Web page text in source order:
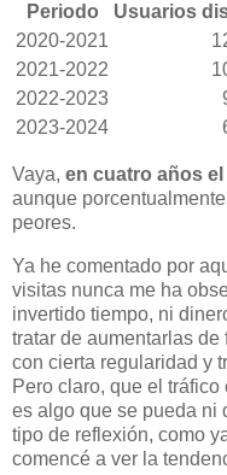
Periodo Usuarios
2020-2021
2021-2022
2022-2023
2023-2024
Vaya, en cuatro años
aunque
peores.
Ya he comentado por
visitas nunca me ha
invertido tiempo, ni
tratar de aumentarlas
con cierta regularidad y
Pero claro, que el
es algo que se pueda ni
tipo de reflexión, como
comencé a ver la